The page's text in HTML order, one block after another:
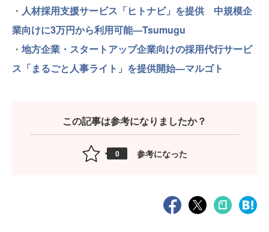
・ 人材採用支援サービス「ヒトナビ」を提供 中規模企
業向けに3万円から利用可能—Tsumugu
・ 地方企業・スタートアップ企業向けの採用代行サービ
ス「まるごと人事ライト」を提供開始—マルゴト
この記事は参考になりましたか？
0 参考になった